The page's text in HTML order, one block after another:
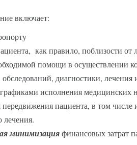
включает:
как правило, поблизости от
помощи в осуществлении
диагностики, лечения
исполнения медицинских
пациента, в том числе
минимизацияфинансовых затрат